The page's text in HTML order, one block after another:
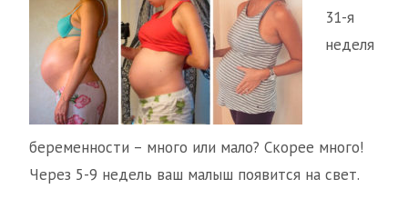
31-я
неделя
беременности – много или мало? Скорее много!
Через 5-9 недель ваш малыш появится на свет.